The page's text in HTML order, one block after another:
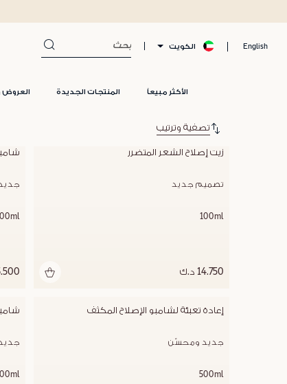
English الكويت
الأكثر مبيعاً المنتجات الجديدة العروض
تصفية وترتيب
زيت إصلاح الشعر المتضرر
تصميم جديد
100ml
14.750 د.ك
إعادة تعبئة لشامبو الإصلاح المكثف
جديد ومحسّن
500ml